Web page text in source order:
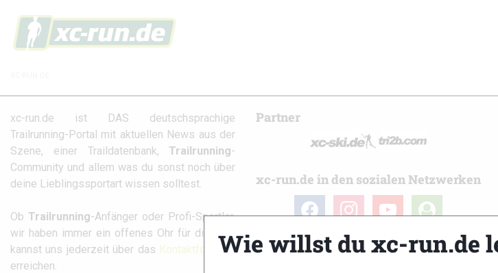
xc-run.de ist DAS deutschsprachige
Trailrunning-Portal mit aktuellen News aus der
Szene, einer Traildatenbank, Trailrunning-
Community und allem was du sonst noch über
deine Lieblingssportart wissen solltest.
Ob Trailrunning-Anfänger oder Profi-Sportler,
wir haben immer ein offenes Ohr für dich! Du
kannst uns jederzeit über das Kontaktformular
erreichen.
Partner
xc-run.de in den sozialen Netzwerken
facebook instagramyoutube
user-
circle
Wie willst du xc-run.de